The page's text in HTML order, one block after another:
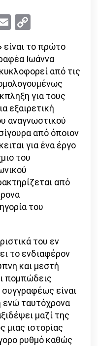
Email
Link
είναι το πρώτο
Ιωάννα
από τις
για τους
εξαιρετική
αναγνωστικού
από όποιον
για ένα έργο
του
από
του
του εν
το ενδιαφέρον
και μεστή
πομπώδεις
είναι
ενώ ταυτόχρονα
μαζί της
μιας ιστορίας
ρυθμό καθώς